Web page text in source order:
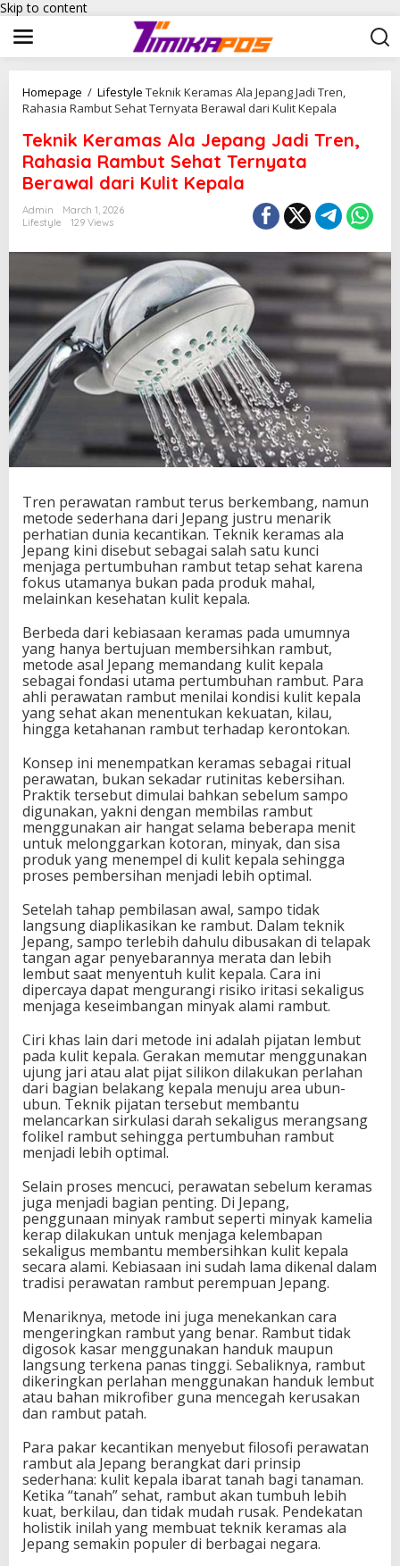
Skip to content
Homepage / Lifestyle Teknik Keramas Ala Jepang Jadi Tren,
Rahasia Rambut Sehat Ternyata Berawal dari Kulit Kepala
Teknik Keramas Ala Jepang Jadi Tren,
Rahasia Rambut Sehat Ternyata
Berawal dari Kulit Kepala
Admin
March 1, 2026
Lifestyle
129 Views
Tren perawatan rambut terus berkembang, namun
metode sederhana dari Jepang justru menarik
perhatian dunia kecantikan. Teknik keramas ala
Jepang kini disebut sebagai salah satu kunci
menjaga pertumbuhan rambut tetap sehat karena
fokus utamanya bukan pada produk mahal,
melainkan kesehatan kulit kepala.
Berbeda dari kebiasaan keramas pada umumnya
yang hanya bertujuan membersihkan rambut,
metode asal Jepang memandang kulit kepala
sebagai fondasi utama pertumbuhan rambut. Para
ahli perawatan rambut menilai kondisi kulit kepala
yang sehat akan menentukan kekuatan, kilau,
hingga ketahanan rambut terhadap kerontokan.
Konsep ini menempatkan keramas sebagai ritual
perawatan, bukan sekadar rutinitas kebersihan.
Praktik tersebut dimulai bahkan sebelum sampo
digunakan, yakni dengan membilas rambut
menggunakan air hangat selama beberapa menit
untuk melonggarkan kotoran, minyak, dan sisa
produk yang menempel di kulit kepala sehingga
proses pembersihan menjadi lebih optimal.
Setelah tahap pembilasan awal, sampo tidak
langsung diaplikasikan ke rambut. Dalam teknik
Jepang, sampo terlebih dahulu dibusakan di telapak
tangan agar penyebarannya merata dan lebih
lembut saat menyentuh kulit kepala. Cara ini
dipercaya dapat mengurangi risiko iritasi sekaligus
menjaga keseimbangan minyak alami rambut.
Ciri khas lain dari metode ini adalah pijatan lembut
pada kulit kepala. Gerakan memutar menggunakan
ujung jari atau alat pijat silikon dilakukan perlahan
dari bagian belakang kepala menuju area ubun-
ubun. Teknik pijatan tersebut membantu
melancarkan sirkulasi darah sekaligus merangsang
folikel rambut sehingga pertumbuhan rambut
menjadi lebih optimal.
Selain proses mencuci, perawatan sebelum keramas
juga menjadi bagian penting. Di Jepang,
penggunaan minyak rambut seperti minyak kamelia
kerap dilakukan untuk menjaga kelembapan
sekaligus membantu membersihkan kulit kepala
secara alami. Kebiasaan ini sudah lama dikenal dalam
tradisi perawatan rambut perempuan Jepang.
Menariknya, metode ini juga menekankan cara
mengeringkan rambut yang benar. Rambut tidak
digosok kasar menggunakan handuk maupun
langsung terkena panas tinggi. Sebaliknya, rambut
dikeringkan perlahan menggunakan handuk lembut
atau bahan mikrofiber guna mencegah kerusakan
dan rambut patah.
Para pakar kecantikan menyebut filosofi perawatan
rambut ala Jepang berangkat dari prinsip
sederhana: kulit kepala ibarat tanah bagi tanaman.
Ketika “tanah” sehat, rambut akan tumbuh lebih
kuat, berkilau, dan tidak mudah rusak. Pendekatan
holistik inilah yang membuat teknik keramas ala
Jepang semakin populer di berbagai negara.